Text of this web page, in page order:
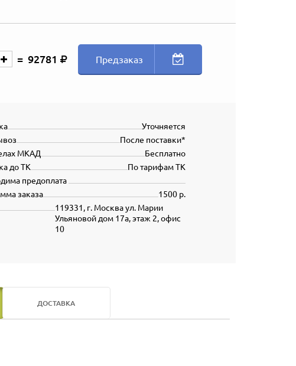
92781 Предзаказ
Уточняется
После поставки*
Бесплатно
МКАД
По тарифам ТК
до ТК
предоплата
1500 р.
заказа
119331, г. Москва ул. Марии
Ульяновой дом 17а, этаж 2, офис
10
ДОСТАВКА